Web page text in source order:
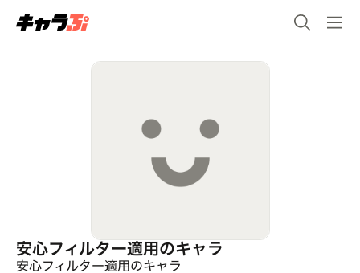
安心フィルター適用のキャラ
安心フィルター適用のキャラ